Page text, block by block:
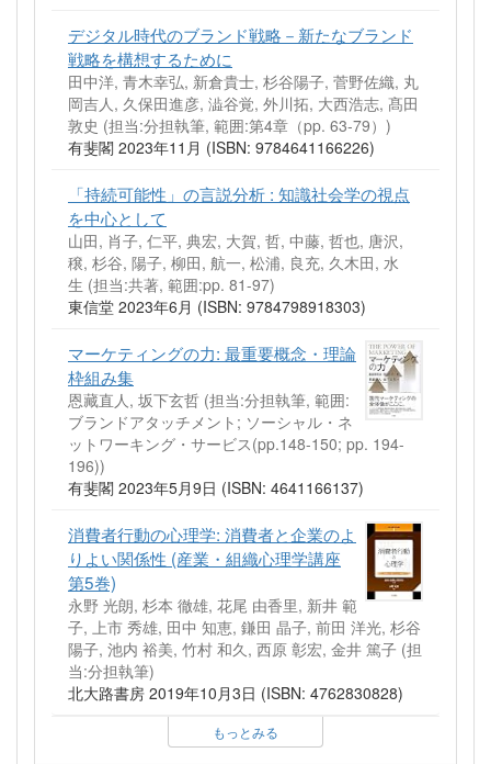
デジタル時代のブランド戦略－新たなブランド
戦略を構想するために
田中洋, 青木幸弘, 新倉貴士, 杉谷陽子, 菅野佐織, 丸
岡吉人, 久保田進彦, 澁谷覚, 外川拓, 大西浩志, 髙田
敦史 (担当:分担執筆, 範囲:第4章（pp. 63-79）)
有斐閣 2023年11月 (ISBN: 9784641166226)
「持続可能性」の言説分析 : 知識社会学の視点
を中心として
山田, 肖子, 仁平, 典宏, 大賀, 哲, 中藤, 哲也, 唐沢,
穣, 杉谷, 陽子, 柳田, 航一, 松浦, 良充, 久木田, 水
生 (担当:共著, 範囲:pp. 81-97)
東信堂 2023年6月 (ISBN: 9784798918303)
マーケティングの力: 最重要概念・理論
枠組み集
恩藏直人, 坂下玄哲 (担当:分担執筆, 範囲:
ブランドアタッチメント; ソーシャル・ネ
ットワーキング・サービス(pp.148-150; pp. 194-
196))
有斐閣 2023年5月9日 (ISBN: 4641166137)
消費者行動の心理学: 消費者と企業のよ
りよい関係性 (産業・組織心理学講座
第5巻)
永野 光朗, 杉本 徹雄, 花尾 由香里, 新井 範
子, 上市 秀雄, 田中 知恵, 鎌田 晶子, 前田 洋光, 杉谷
陽子, 池内 裕美, 竹村 和久, 西原 彰宏, 金井 篤子 (担
当:分担執筆)
北大路書房 2019年10月3日 (ISBN: 4762830828)
もっとみる